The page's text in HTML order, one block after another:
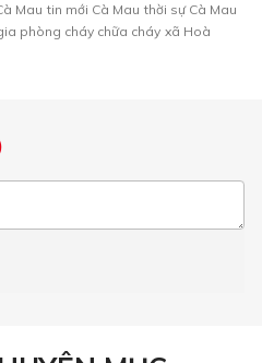
Mau tin mới Cà Mau thời sự Cà Mau
phòng cháy chữa cháy xã Hoà